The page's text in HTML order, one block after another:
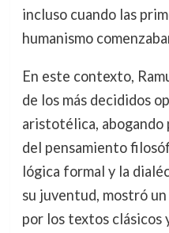
incluso cuando las
humanismo
En este contexto,
de los más decididos
aristotélica,
del pensamiento
lógica formal y la
su juventud, mostró
por los textos clásicos